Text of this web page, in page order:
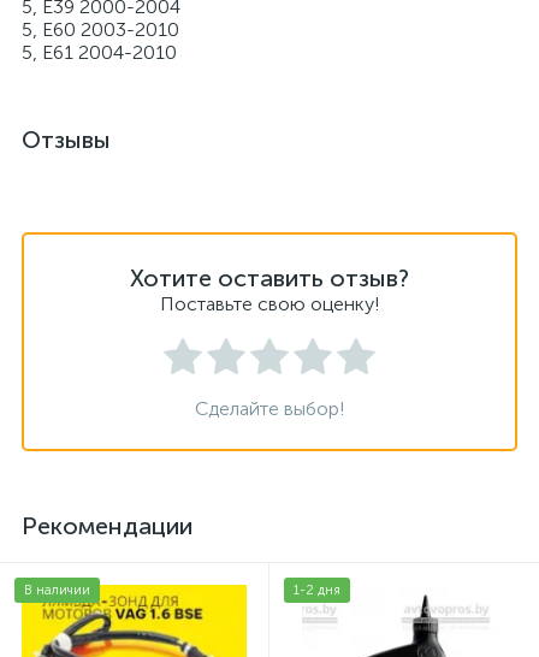
5, E39 2000-2004
5, E60 2003-2010
5, E61 2004-2010
Отзывы
Хотите оставить отзыв?
Поставьте свою оценку!
Сделайте выбор!
Рекомендации
В наличии 1-2 дня